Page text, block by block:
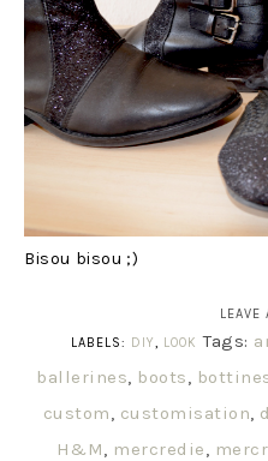
Bisou bisou ;)
LEAVE
LABELS:
DIY, LOOK Tags:
ballerines, boots,
custom, customisation,
H&M, mercredie,